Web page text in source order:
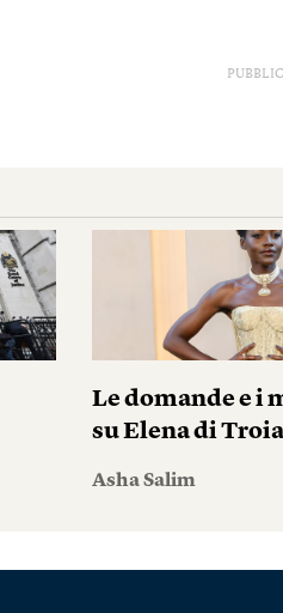
Le domande e i
su Elena di Troia
Asha Salim